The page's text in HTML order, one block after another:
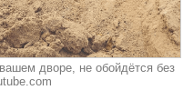
дворе, не обойдётся без